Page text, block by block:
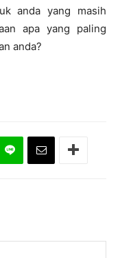
anda yang masih
apa yang paling
anda?